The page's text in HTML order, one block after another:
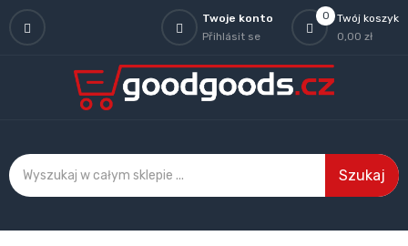
0
Twój koszyk
0,00 zł
Twoje konto
Přihlásit se
Szukaj